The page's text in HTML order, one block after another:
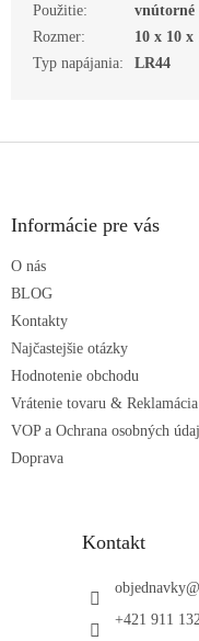
Použitie:
vnútorné
Rozmer:
10 x 10 x
Typ napájania: LR44
Informácie pre vás
O nás
BLOG
Kontakty
Najčastejšie otázky
Hodnotenie obchodu
Vrátenie tovaru & Reklamácia
VOP a Ochrana osobných
Doprava
Kontakt
objednavky@
+421 911